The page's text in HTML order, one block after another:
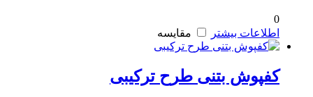
0
اطلاعات بیشتر
مقایسه
کفپوش بتنی طرح ترکیبی